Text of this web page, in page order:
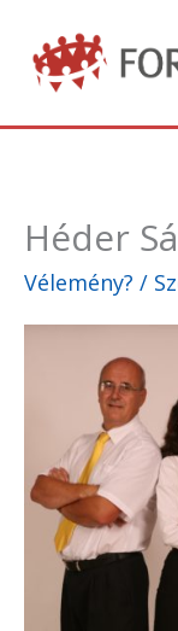
content
Héder
Vélemény? /